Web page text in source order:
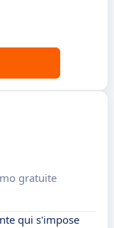
gratuite
qui s'impose